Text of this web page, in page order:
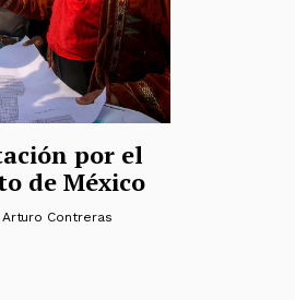
por el
de México
Arturo Contreras